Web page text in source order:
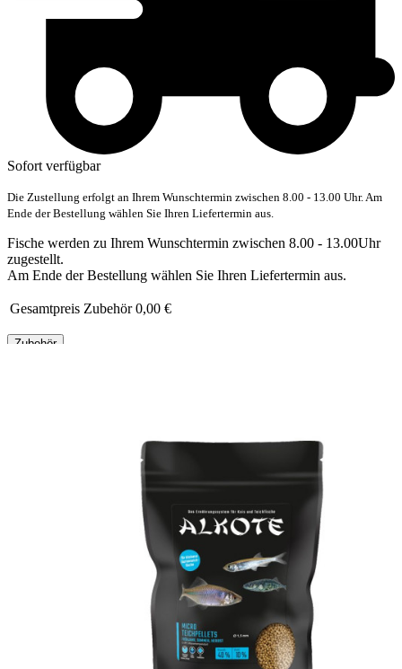
Sofort verfügbar
Die Zustellung erfolgt an Ihrem Wunschtermin zwischen 8.00 - 13.00 Uhr. Am
Ende der Bestellung wählen Sie Ihren Liefertermin aus.
Fische werden zu Ihrem Wunschtermin zwischen 8.00 - 13.00Uhr
zugestellt.
Am Ende der Bestellung wählen Sie Ihren Liefertermin aus.
Gesamtpreis Zubehör 0,00 €
Zubehör